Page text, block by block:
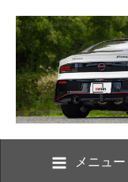
メニュー